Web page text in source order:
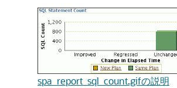
spa_report_sql_count.gifの説明